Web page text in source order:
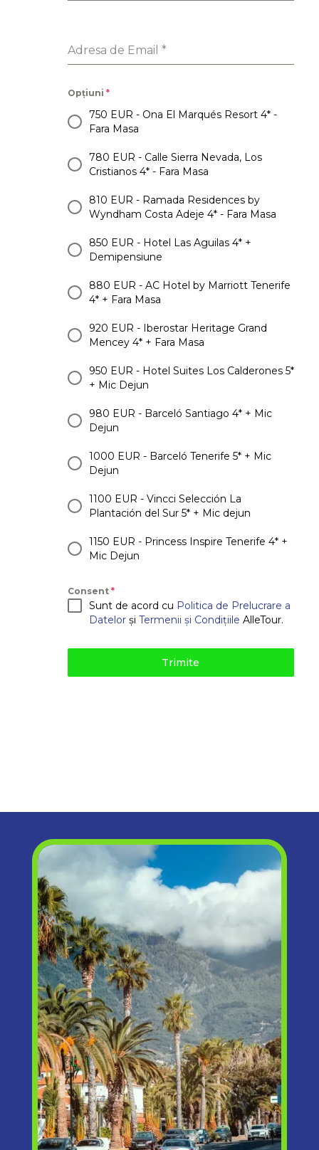
Adresa de Email *
Opțiuni *
750 EUR - Ona El Marqués Resort 4* -
Fara Masa
780 EUR - Calle Sierra Nevada, Los
Cristianos 4* - Fara Masa
810 EUR - Ramada Residences by
Wyndham Costa Adeje 4* - Fara Masa
850 EUR - Hotel Las Aguilas 4* +
Demipensiune
880 EUR - AC Hotel by Marriott Tenerife
4* + Fara Masa
920 EUR - Iberostar Heritage Grand
Mencey 4* + Fara Masa
950 EUR - Hotel Suites Los Calderones 5*
+ Mic Dejun
980 EUR - Barceló Santiago 4* + Mic
Dejun
1000 EUR - Barceló Tenerife 5* + Mic
Dejun
1100 EUR - Vincci Selección La
Plantación del Sur 5* + Mic dejun
1150 EUR - Princess Inspire Tenerife 4* +
Mic Dejun
Consent *
Sunt de acord cu Politica de Prelucrare a
Datelorși Termenii și Condițiile AlleTour.
Trimite